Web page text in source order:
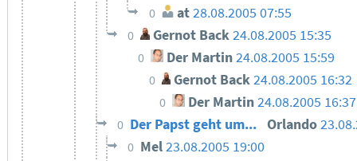
0 at28.08.2005 07:55
0 Gernot Back24.08.2005 15:35
0 Der Martin24.08.2005 15:59
0 Gernot Back24.08.2005 16:32
0 Der Martin 24.08.2005 16:37
0 Der Papst geht um... Orlando
0 Mel23.08.2005 19:00